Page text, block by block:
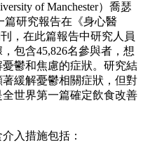
of Manchester）喬瑟
篇研究報告在《身心醫
刊，在此篇報告中研究人員
包含45,826名參與者，想
鬱和焦慮的症狀。研究結
緩解憂鬱相關症狀，但對
世界第一篇確定飲食改善
入措施包括：